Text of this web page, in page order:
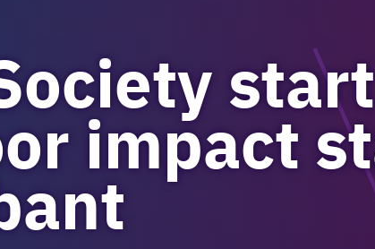
start
impact